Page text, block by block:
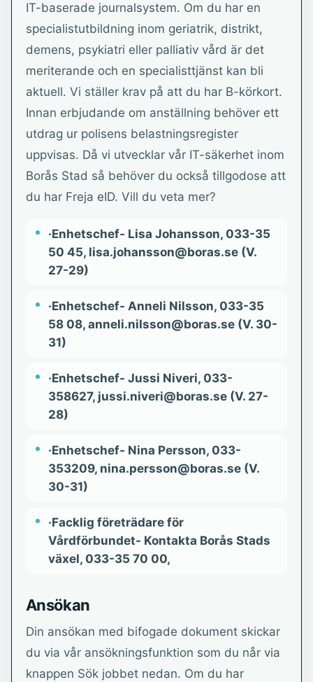
IT-baserade journalsystem. Om du har en
specialistutbildning inom geriatrik, distrikt,
demens, psykiatri eller palliativ vård är det
meriterande och en specialisttjänst kan bli
aktuell. Vi ställer krav på att du har B-körkort.
Innan erbjudande om anställning behöver ett
utdrag ur polisens belastningsregister
uppvisas. Då vi utvecklar vår IT-säkerhet inom
Borås Stad så behöver du också tillgodose att
du har Freja eID. Vill du veta mer?
·Enhetschef- Lisa Johansson, 033-35
50 45, lisa.johansson@boras.se (V.
27-29)
·Enhetschef- Anneli Nilsson, 033-35
58 08, anneli.nilsson@boras.se (V. 30-
31)
·Enhetschef- Jussi Niveri, 033-
358627, jussi.niveri@boras.se (V. 27-
28)
·Enhetschef- Nina Persson, 033-
353209, nina.persson@boras.se (V.
30-31)
·Facklig företrädare för
Vårdförbundet- Kontakta Borås Stads
växel, 033-35 70 00,
Ansökan
Din ansökan med bifogade dokument skickar
du via vår ansökningsfunktion som du når via
knappen Sök jobbet nedan. Om du har